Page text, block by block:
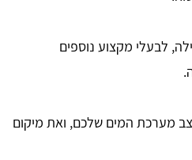
לבעלי מקצוע נוספים
מערכת המים שלכם, ואת מיקום